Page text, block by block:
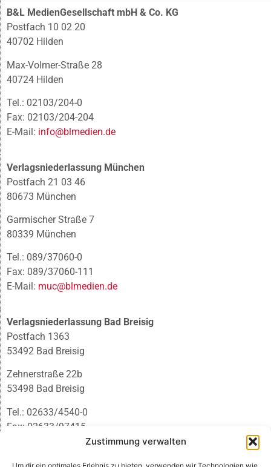
Zustimmung verwalten
B&L MedienGesellschaft mbH & Co. KG
Postfach 10 02 20
40702 Hilden
Max-Volmer-Straße 28
40724 Hilden
Tel.: 02103/204-0
Fax: 02103/204-204
E-Mail: info@blmedien.de
Verlagsniederlassung München
Postfach 21 03 46
80673 München
Garmischer Straße 7
80339 München
Tel.: 089/37060-0
Fax: 089/37060-111
E-Mail: muc@blmedien.de
Verlagsniederlassung Bad Breisig
Postfach 1363
53492 Bad Breisig
Zehnerstraße 22b
53498 Bad Breisig
Tel.: 02633/4540-0
Fax: 02633/97415
infobb@blmedien.de